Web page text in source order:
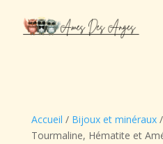
Accueil / Bijoux et minéraux/
Tourmaline, Hématite et